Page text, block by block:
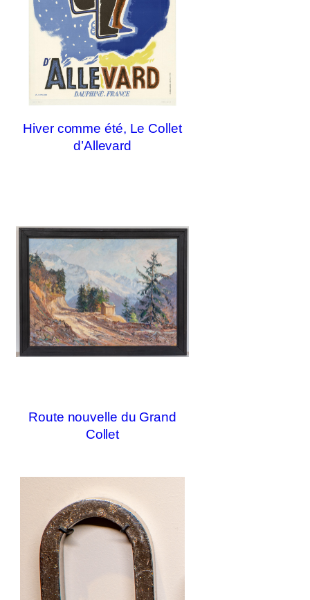
Hiver comme été, Le Collet
d’Allevard
Route nouvelle du Grand
Collet